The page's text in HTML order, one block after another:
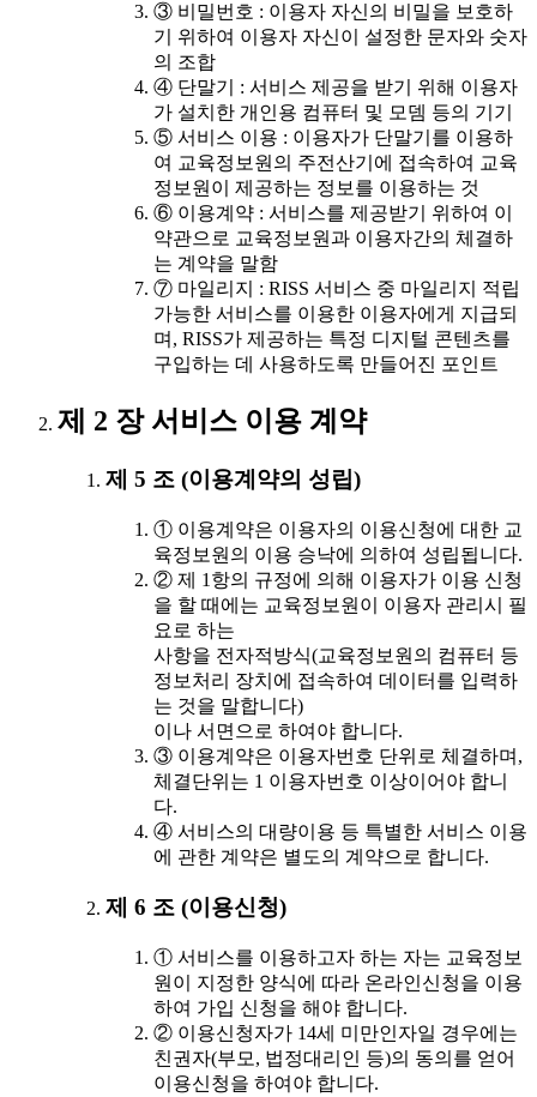
③ 비밀번호 : 이용자 자신의 비밀을 보호하
기 위하여 이용자 자신이 설정한 문자와 숫자
의 조합
④ 단말기 : 서비스 제공을 받기 위해 이용자
가 설치한 개인용 컴퓨터 및 모뎀 등의 기기
⑤ 서비스 이용 : 이용자가 단말기를 이용하
여 교육정보원의 주전산기에 접속하여 교육
정보원이 제공하는 정보를 이용하는 것
⑥ 이용계약 : 서비스를 제공받기 위하여 이
약관으로 교육정보원과 이용자간의 체결하
는 계약을 말함
⑦ 마일리지 : RISS 서비스 중 마일리지 적립
가능한 서비스를 이용한 이용자에게 지급되
며, RISS가 제공하는 특정 디지털 콘텐츠를
구입하는 데 사용하도록 만들어진 포인트
제 2 장 서비스 이용 계약
제 5 조 (이용계약의 성립)
① 이용계약은 이용자의 이용신청에 대한 교
육정보원의 이용 승낙에 의하여 성립됩니다.
② 제 1항의 규정에 의해 이용자가 이용 신청
을 할 때에는 교육정보원이 이용자 관리시 필
요로 하는
사항을 전자적방식(교육정보원의 컴퓨터 등
정보처리 장치에 접속하여 데이터를 입력하
는 것을 말합니다)
이나 서면으로 하여야 합니다.
③ 이용계약은 이용자번호 단위로 체결하며,
체결단위는 1 이용자번호 이상이어야 합니
다.
④ 서비스의 대량이용 등 특별한 서비스 이용
에 관한 계약은 별도의 계약으로 합니다.
제 6 조 (이용신청)
① 서비스를 이용하고자 하는 자는 교육정보
원이 지정한 양식에 따라 온라인신청을 이용
하여 가입 신청을 해야 합니다.
② 이용신청자가 14세 미만인자일 경우에는
친권자(부모, 법정대리인 등)의 동의를 얻어
이용신청을 하여야 합니다.